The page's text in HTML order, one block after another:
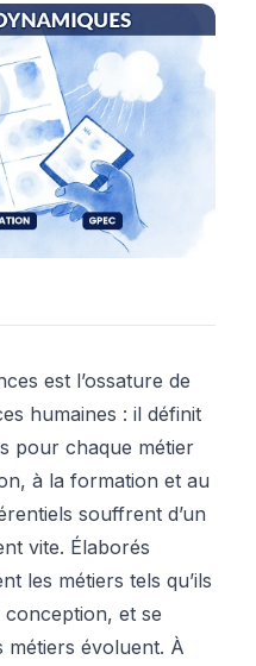
est l’ossature de
humaines : il définit
pour chaque métier
à la formation et au
souffrent d’un
vite. Élaborés
les métiers tels qu’ils
et se
métiers évoluent. À